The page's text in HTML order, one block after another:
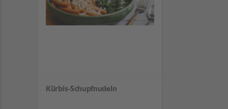
Kürbis-Schupfnudeln